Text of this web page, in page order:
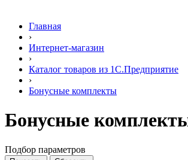
Главная
›
Интернет-магазин
›
Каталог товаров из 1С.Предприятие
›
Бонусные комплекты
Бонусные
Подбор параметров